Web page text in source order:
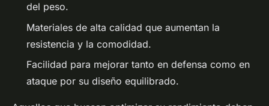
del peso.
Materiales de alta calidad que aumentan la
resistencia y la comodidad.
Facilidad para mejorar tanto en defensa como en
ataque por su diseño equilibrado.